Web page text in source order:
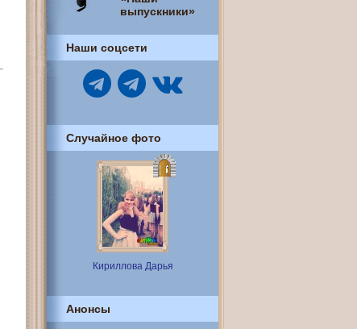
выпускники»
Наши соцсети
Случайное фото
Кириллова Дарья
Анонсы